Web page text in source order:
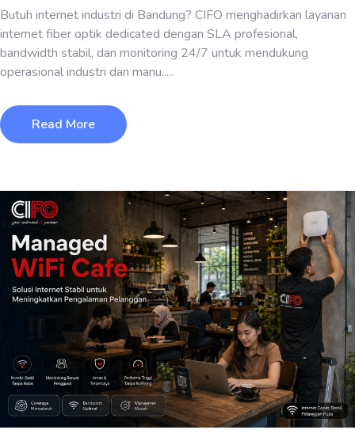
Butuh internet industri di Bandung? CIFO menghadirkan layanan
internet fiber optik dedicated dengan SLA profesional,
bandwidth stabil, dan monitoring 24/7 untuk mendukung
operasional industri dan manu.....
Read More